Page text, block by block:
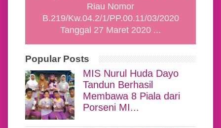
Riau Nomor
B.219/Kw.04.2/1/PP.00.11/03/2020
Tanggal 27 Maret 2020 ...
Popular Posts
MIS Nurul Huda Dayo
Tandun Berhasil
Membawa 8 Piala dari
Porseni MI...